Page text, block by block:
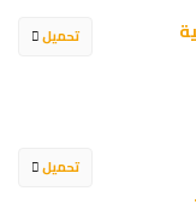
تحميل
تحميل